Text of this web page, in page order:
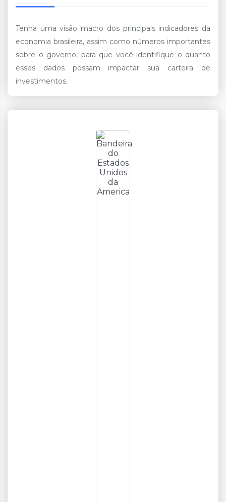
Tenha uma visão macro dos principais indicadores da
economia brasileira, assim como números importantes
sobre o governo, para que você identifique o quanto
esses dados possam impactar sua carteira de
investimentos.